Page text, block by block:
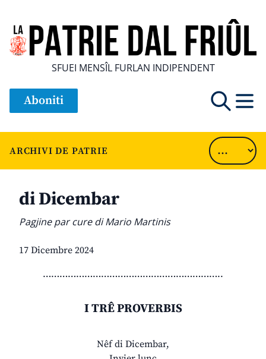
SFUEI MENSÎL FURLAN INDIPENDENT
Aboniti
ARCHIVI DE PATRIE
di Dicembar
Pagjine par cure di Mario Martinis
17 Dicembre 2024
………………………………………………………..
I TRÊ PROVERBIS
Nêf di Dicembar,